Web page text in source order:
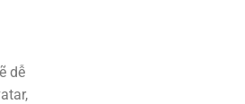
dễ